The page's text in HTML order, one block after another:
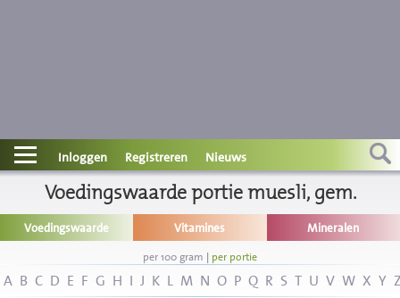
Contact
Informatie
Disclaimer
Inloggen Registreren Nieuws
Voedingswaarde portie muesli, gem.
Voedingswaarde Vitamines Mineralen
per 100 gram | per portie
A B C D E F G H I J K L M N O P Q R S T U V W X Y